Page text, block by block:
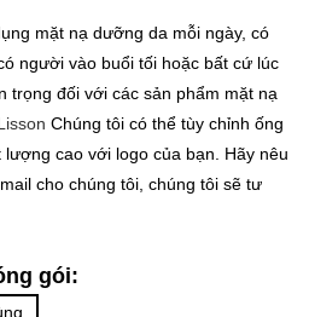
mặt nạ dưỡng da mỗi ngày, có
người vào buổi tối hoặc bất cứ lúc
trọng đối với các sản phẩm mặt nạ
Chúng tôi có thể tùy chỉnh ống
cao với logo của bạn. Hãy nêu
cho chúng tôi, chúng tôi sẽ tư
gói: